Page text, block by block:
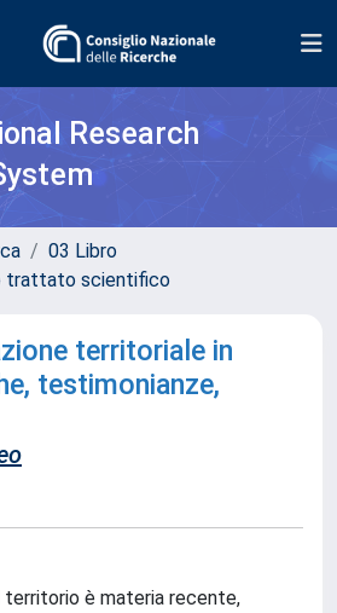
Research
03 Libro
trattato scientifico
territoriale in
testimonianze,
territorio è materia recente,